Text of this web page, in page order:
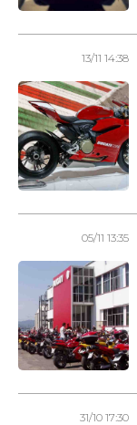
13/11 14:38
05/11 13:35
31/10 17:30